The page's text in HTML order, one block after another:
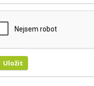
Uložit